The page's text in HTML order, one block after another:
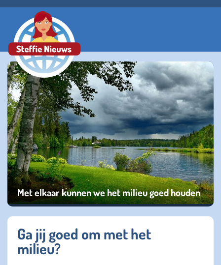
Met elkaar kunnen we het milieu goed houden
Ga jij goed om met het
milieu?